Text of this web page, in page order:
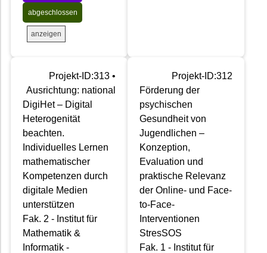
abgeschlossen
anzeigen
Projekt-ID:313 •
Ausrichtung: national
DigiHet – Digital
Heterogenität
beachten.
Individuelles Lernen
mathematischer
Kompetenzen durch
digitale Medien
unterstützen
Fak. 2 - Institut für
Mathematik &
Informatik -
Projekt-ID:312
Förderung der
psychischen
Gesundheit von
Jugendlichen –
Konzeption,
Evaluation und
praktische Relevanz
der Online- und Face-
to-Face-
Interventionen
StresSOS
Fak. 1 - Institut für